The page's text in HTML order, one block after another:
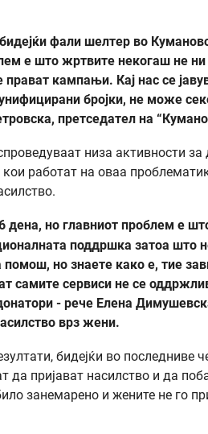
фали шелтер во
е што жртвите некогаш не
кампањи. Кај нас се
бројки, не може
претседател на
низа активности за
работат на оваа
дена, но главниот проблем е
поддршка затоа што
помош, но знаете како е, тие
самите сервиси не се
- рече Елена
врз жени.
бидејќи во последниве
да пријават насилство и да
занемарено и жените не го